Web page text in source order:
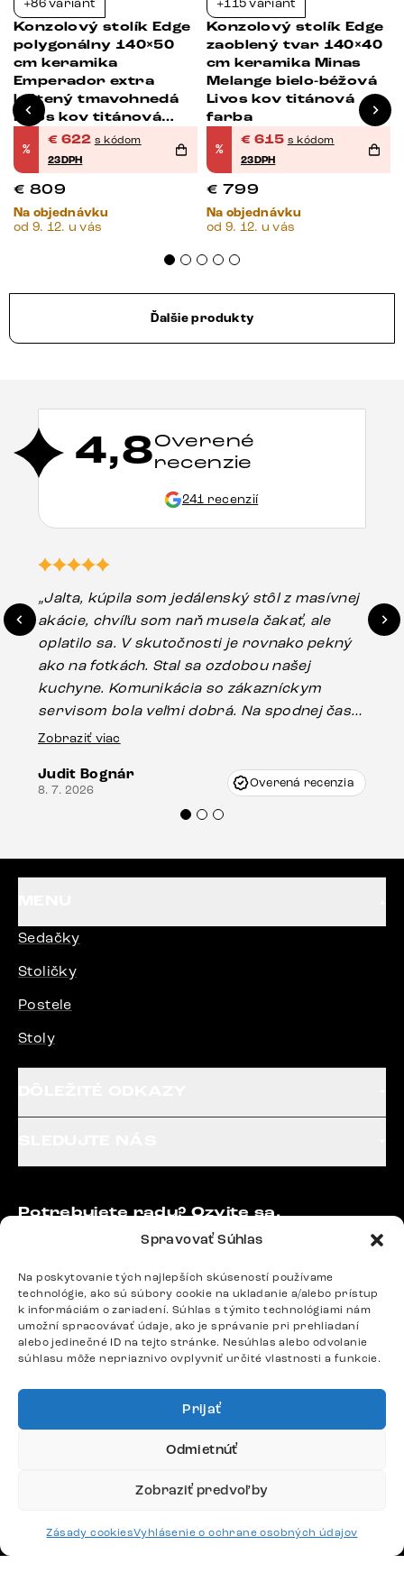
Spravovať Súhlas
Na poskytovanie tých najlepších skúseností používame
technológie, ako sú súbory cookie na ukladanie a/alebo prístup
k informáciám o zariadení. Súhlas s týmito technológiami nám
umožní spracovávať údaje, ako je správanie pri prehliadaní
alebo jedinečné ID na tejto stránke. Nesúhlas alebo odvolanie
súhlasu môže nepriaznivo ovplyvniť určité vlastnosti a funkcie.
Prijať
Odmietnúť
Zobraziť predvoľby
Zásady cookiesVyhlásenie o ochrane osobných údajov
+86 variant
Konzolový stolík Edge
polygonálny 140×50
cm keramika
Emperador extra
leštený tmavohnedá
Livos kov titánová
farba
%
€ 622 s kódom
23DPH
€ 809
Na objednávku
od 9. 12. u vás
+115 variant
Konzolový stolík Edge
zaoblený tvar 140×40
cm keramika Minas
Melange bielo-béžová
Livos kov titánová
farba
%
€ 615 s kódom
23DPH
€ 799
Na objednávku
od 9. 12. u vás
Ďalšie produkty
4,8Overené
recenzie
241 recenzií
„Jalta, kúpila som jedálenský stôl z masívnej
akácie, chvíľu som naň musela čakať, ale
oplatilo sa. V skutočnosti je rovnako pekný
ako na fotkách. Stal sa ozdobou našej
kuchyne. Komunikácia so zákazníckym
servisom bola veľmi dobrá. Na spodnej časti
stola bolo malé poškodenie, pravdepodobne
Vincze pri riešení mojej záležitosti pristúpili
veľmi korektne. Odporúčam produkty Delife
Zobraziť viac
Judit Bognár
8. 7. 2026 Overená recenzia
Sedačky
Stoličky
Postele
Stoly
Potrebujete radu? Ozvite sa.
podpora@delife-shop.sk
Odpovedáme do 24 hodín.
Google recenzie
4,8
Platby